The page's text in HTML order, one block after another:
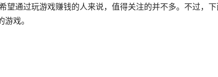
望通过玩游戏赚钱的人来说，值得关注的并不多。不过，
戏。